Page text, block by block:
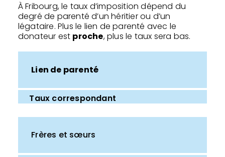
À Fribourg, le taux d’imposition dépend du
degré de parenté d’un héritier ou d’un
légataire. Plus le lien de parenté avec le
donateur est proche, plus le taux sera bas.
Lien de parenté
Taux correspondant
Frères et sœurs